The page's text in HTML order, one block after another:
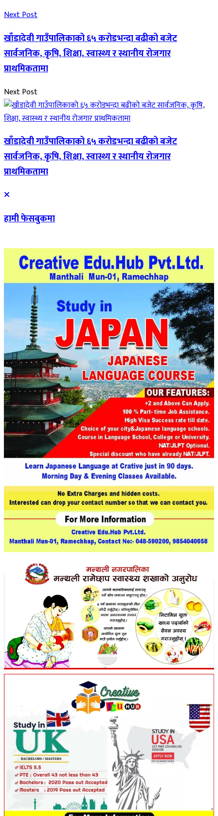
Next Post
खाँडादेवी गाउँपालिकाको ६५ करोडभन्दा बढीको बजेट
सार्वजनिक, कृषि, शिक्षा, स्वास्थ्य र स्थानीय रोजगार
प्राथमिकतामा
Next Post
खाँडादेवी गाउँपालिकाको ६५ करोडभन्दा बढीको बजेट
सार्वजनिक, कृषि, शिक्षा, स्वास्थ्य र स्थानीय रोजगार
प्राथमिकतामा
हामी फेसबुकमा